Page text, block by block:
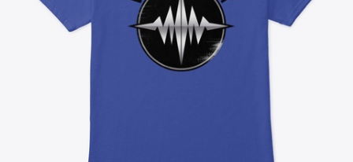
Verkoop overal
Verkoop alles